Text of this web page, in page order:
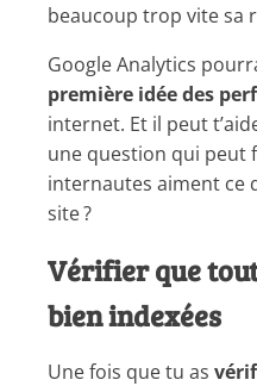
beaucoup trop vite sa
Google Analytics
première idée des
internet. Et il peut
une question qui peut
internautes aiment ce
site ?
Vérifier que
bien indexées
Une fois que tu as